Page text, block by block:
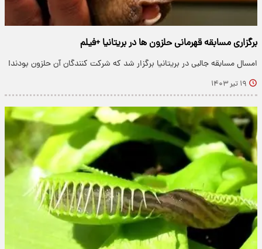
برگزاری مسابقه قهرمانی حلزون ها در بریتانیا +فیلم
امسال مسابقه جالبی در بریتانیا برگزار شد که شرکت کنندگان آن حلزون‌ بودند!
۱۹ تیر ۱۴۰۳